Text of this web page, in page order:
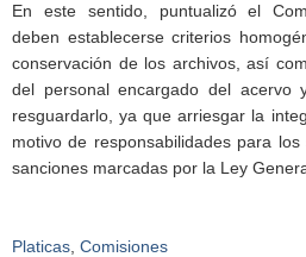
En este sentido, puntualizó el
deben establecerse criterios
conservación de los archivos, así
del personal encargado del acervo
resguardarlo, ya que arriesgar la
motivo de responsabilidades para
sanciones marcadas por la Ley
Platicas Comisiones